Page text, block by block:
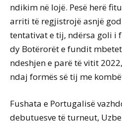
ndikim në lojë. Pesë herë
arriti të regjistrojë asnjë
tentativat e tij, ndërsa goli i
dy Botërorët e fundit
ndeshjen e parë të vitit
ndaj formës së tij me
Fushata e Portugalisë
debutuesve të turneut,